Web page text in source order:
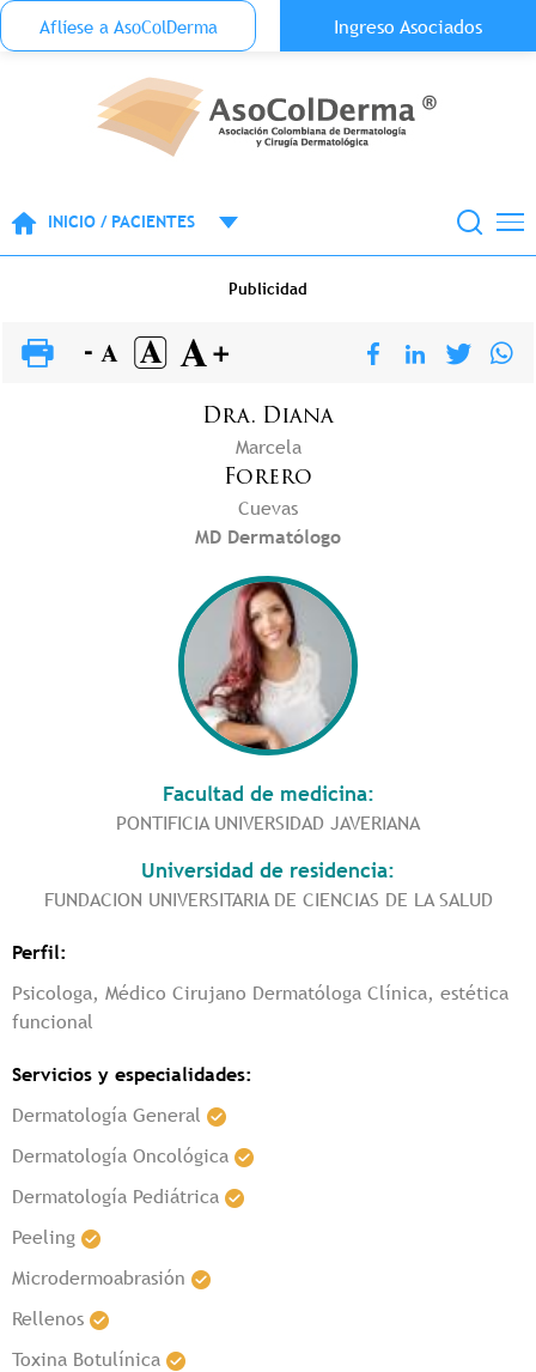
Pasar al contenido principal
Menu Top Anónimo
Aflíese a AsoColDerma Ingreso Asociados
INICIO / PACIENTES
Publicidad
Dra. Diana
Marcela
Forero
Cuevas
MD Dermatólogo
Facultad de medicina:
PONTIFICIA UNIVERSIDAD JAVERIANA
Universidad de residencia:
FUNDACION UNIVERSITARIA DE CIENCIAS DE LA SALUD
Perfil:
Psicologa, Médico Cirujano Dermatóloga Clínica, estética
funcional
Servicios y especialidades:
Dermatología General
Dermatología Oncológica
Dermatología Pediátrica
Peeling
Microdermoabrasión
Rellenos
Toxina Botulínica